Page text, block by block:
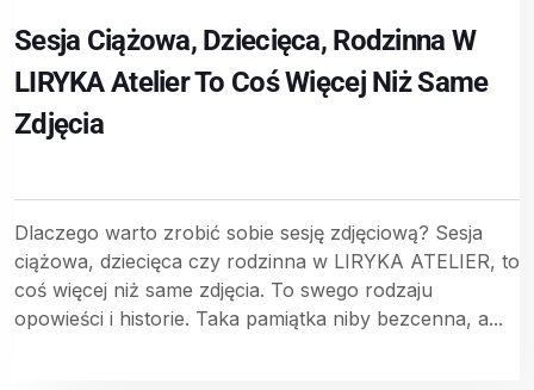
Sesja Ciążowa, Dziecięca, Rodzinna W
LIRYKA Atelier To Coś Więcej Niż Same
Zdjęcia
Dlaczego warto zrobić sobie sesję zdjęciową? Sesja
ciążowa, dziecięca czy rodzinna w LIRYKA ATELIER, to
coś więcej niż same zdjęcia. To swego rodzaju
opowieści i historie. Taka pamiątka niby bezcenna, a...